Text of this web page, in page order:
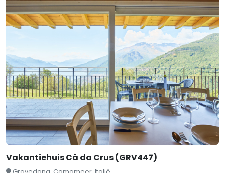
Vakantiehuis Cà da Crus (GRV447)